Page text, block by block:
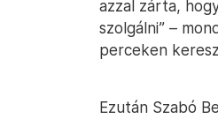
azzal zárta,
szolgálni” –
perceken
Ezután Szabó